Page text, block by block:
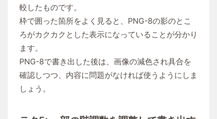
較したものです。
枠で囲った箇所をよく見ると、PNG-8の影のとこ
ろがカクカクとした表示になっていることが分かり
ます。
PNG-8で書き出した後は、画像の減色され具合を
確認しつつ、内容に問題がなければ使うようにしま
しょう。